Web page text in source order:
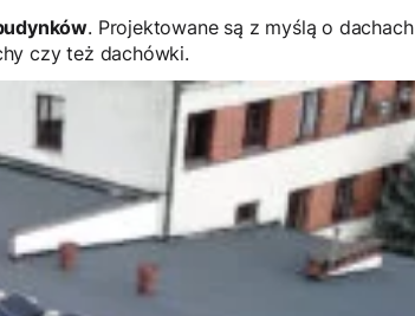
. Projektowane są z myślą o dachach
czy też dachówki.